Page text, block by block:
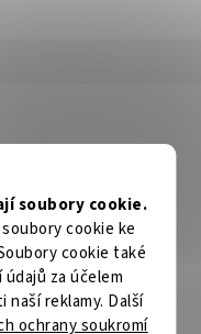
soubory cookie.
cookie ke
cookie také
za účelem
naší reklamy. Další
ochrany soukromí